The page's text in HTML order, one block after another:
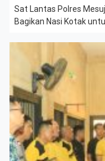
Sat Lantas Polres
Bagikan Nasi Kotak